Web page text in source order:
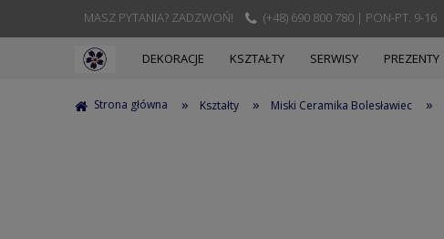
MASZ PYTANIA? ZADZWOŃ! (+48) 690 800 780 | PON-PT. 9-16
DEKORACJE KSZTAŁTY SERWISY PREZENTY
Strona główna » Kształty » Miski Ceramika Bolesławiec »